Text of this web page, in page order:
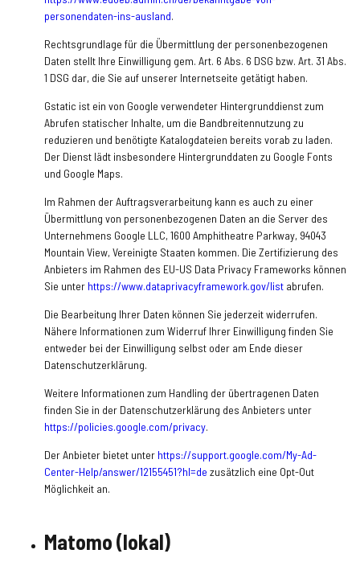
personendaten-ins-ausland.
Rechtsgrundlage für die Übermittlung der personenbezogenen
Daten stellt Ihre Einwilligung gem. Art. 6 Abs. 6 DSG bzw. Art. 31 Abs.
1 DSG dar, die Sie auf unserer Internetseite getätigt haben.
Gstatic ist ein von Google verwendeter Hintergrunddienst zum
Abrufen statischer Inhalte, um die Bandbreitennutzung zu
reduzieren und benötigte Katalogdateien bereits vorab zu laden.
Der Dienst lädt insbesondere Hintergrunddaten zu Google Fonts
und Google Maps.
Im Rahmen der Auftragsverarbeitung kann es auch zu einer
Übermittlung von personenbezogenen Daten an die Server des
Unternehmens Google LLC, 1600 Amphitheatre Parkway, 94043
Mountain View, Vereinigte Staaten kommen. Die Zertifizierung des
Anbieters im Rahmen des EU-US Data Privacy Frameworks können
Sie unter https://www.dataprivacyframework.gov/list abrufen.
Die Bearbeitung Ihrer Daten können Sie jederzeit widerrufen.
Nähere Informationen zum Widerruf Ihrer Einwilligung finden Sie
entweder bei der Einwilligung selbst oder am Ende dieser
Datenschutzerklärung.
Weitere Informationen zum Handling der übertragenen Daten
finden Sie in der Datenschutzerklärung des Anbieters unter
https://policies.google.com/privacy.
Der Anbieter bietet unter https://support.google.com/My-Ad-
Center-Help/answer/12155451?hl=de zusätzlich eine Opt-Out
Möglichkeit an.
Matomo (lokal)